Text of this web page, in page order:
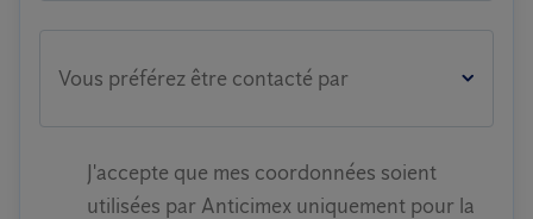
Vous préférez être contacté par
J'accepte que mes coordonnées soient
utilisées par Anticimex uniquement pour la